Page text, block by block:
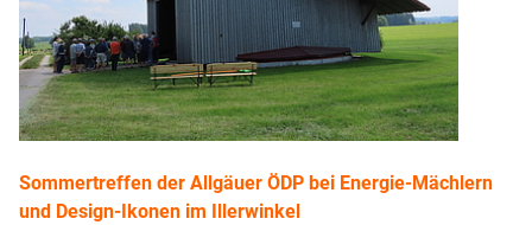
Sommertreffen der Allgäuer ÖDP bei Energie-Mächlern
und Design-Ikonen im Illerwinkel